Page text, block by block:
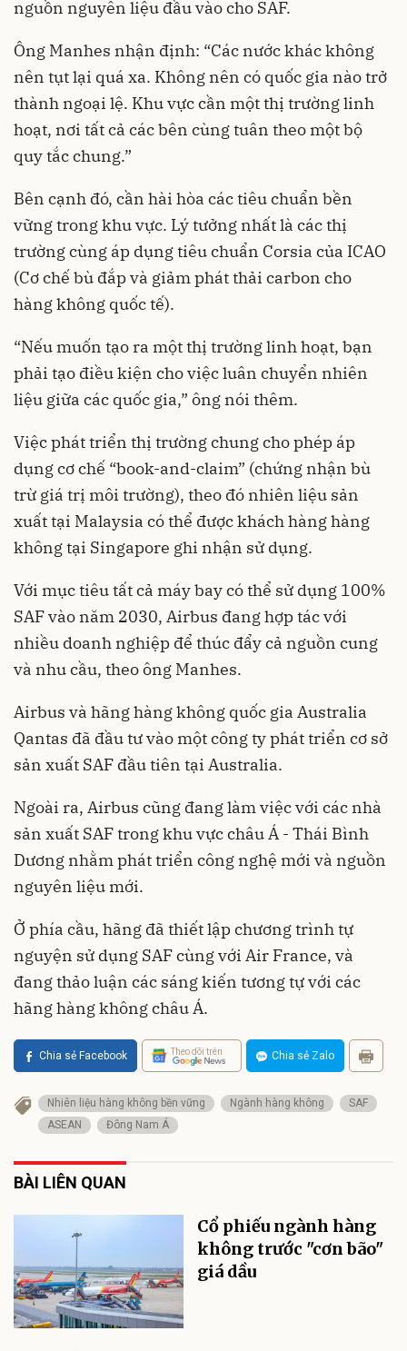
nguồn nguyên liệu đầu vào cho SAF.
Ông Manhes nhận định: “Các nước khác không
nên tụt lại quá xa. Không nên có quốc gia nào trở
thành ngoại lệ. Khu vực cần một thị trường linh
hoạt, nơi tất cả các bên cùng tuân theo một bộ
quy tắc chung.”
Bên cạnh đó, cần hài hòa các tiêu chuẩn bền
vững trong khu vực. Lý tưởng nhất là các thị
trường cùng áp dụng tiêu chuẩn Corsia của ICAO
(Cơ chế bù đắp và giảm phát thải carbon cho
hàng không quốc tế).
“Nếu muốn tạo ra một thị trường linh hoạt, bạn
phải tạo điều kiện cho việc luân chuyển nhiên
liệu giữa các quốc gia,” ông nói thêm.
Việc phát triển thị trường chung cho phép áp
dụng cơ chế “book-and-claim” (chứng nhận bù
trừ giá trị môi trường), theo đó nhiên liệu sản
xuất tại Malaysia có thể được khách hàng hàng
không tại Singapore ghi nhận sử dụng.
Với mục tiêu tất cả máy bay có thể sử dụng 100%
SAF vào năm 2030, Airbus đang hợp tác với
nhiều doanh nghiệp để thúc đẩy cả nguồn cung
và nhu cầu, theo ông Manhes.
Airbus và hãng hàng không quốc gia Australia
Qantas đã đầu tư vào một công ty phát triển cơ sở
sản xuất SAF đầu tiên tại Australia.
Ngoài ra, Airbus cũng đang làm việc với các nhà
sản xuất SAF trong khu vực châu Á - Thái Bình
Dương nhằm phát triển công nghệ mới và nguồn
nguyên liệu mới.
Ở phía cầu, hãng đã thiết lập chương trình tự
nguyện sử dụng SAF cùng với Air France, và
đang thảo luận các sáng kiến tương tự với các
hãng hàng không châu Á.
Chia sẻ Facebook Theo dõi trên Chia sẻ Zalo
Nhiên liệu hàng không bền vững Ngành hàng không
SAF
ASEAN
Đông Nam Á
BÀI LIÊN QUAN
Cổ phiếu ngành hàng
không trước "cơn bão"
giá dầu